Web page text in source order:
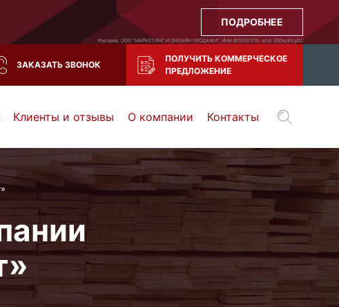
ПОДРОБНЕЕ
Реклама. ООО "МАРКЕТИНГ И ОНЛАЙН ПРОДАЖИ". ИНН 9705151710. erid: 2SDnjdiVyD2
ЗАКАЗАТЬ ЗВОНОК
ПОЛУЧИТЬ КОММЕРЧЕСКОЕ
ПРЕДЛОЖЕНИЕ
Воронеж
Тула
Казань и все регионы РФ
Клиенты и отзывы О компании Контакты